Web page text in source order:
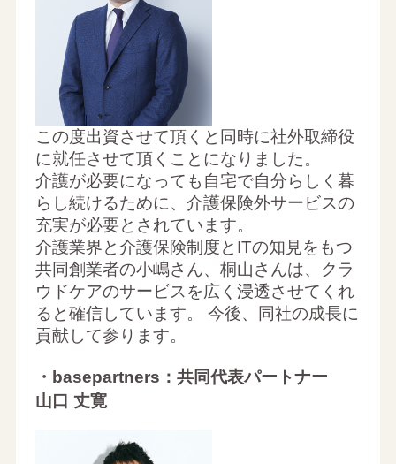
この度出資させて頂くと同時に社外取締役
に就任させて頂くことになりました。
介護が必要になっても自宅で自分らしく暮
らし続けるために、介護保険外サービスの
充実が必要とされています。
介護業界と介護保険制度とITの知見をもつ
共同創業者の小嶋さん、桐山さんは、クラ
ウドケアのサービスを広く浸透させてくれ
ると確信しています。 今後、同社の成長に
貢献して参ります。
・basepartners：共同代表パートナー
山口 丈寛